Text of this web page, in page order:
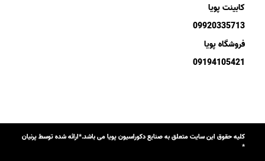
کابینت پویا
09920335713
فروشگاه پویا
09194105421
کلیه حقوق این سایت متعلق به صنایع دکوراسیون پویا می باشد.*ارائه شده توسط پرنیان
*